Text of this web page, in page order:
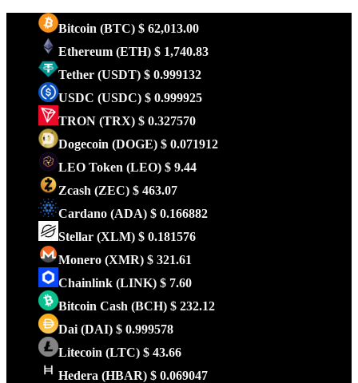
Bitcoin (BTC) $ 62,013.00
Ethereum (ETH) $ 1,740.83
Tether (USDT) $ 0.999132
USDC (USDC) $ 0.999925
TRON (TRX) $ 0.327570
Dogecoin (DOGE) $ 0.071912
LEO Token (LEO) $ 9.44
Zcash (ZEC) $ 463.07
Cardano (ADA) $ 0.166882
Stellar (XLM) $ 0.181576
Monero (XMR) $ 321.61
Chainlink (LINK) $ 7.60
Bitcoin Cash (BCH) $ 232.12
Dai (DAI) $ 0.999578
Litecoin (LTC) $ 43.66
Hedera (HBAR) $ 0.069047